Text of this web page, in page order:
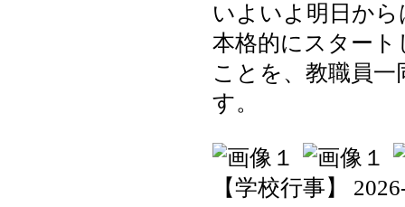
いよいよ明日か
本格的にスター
ことを、教職員
す。
【学校行事】